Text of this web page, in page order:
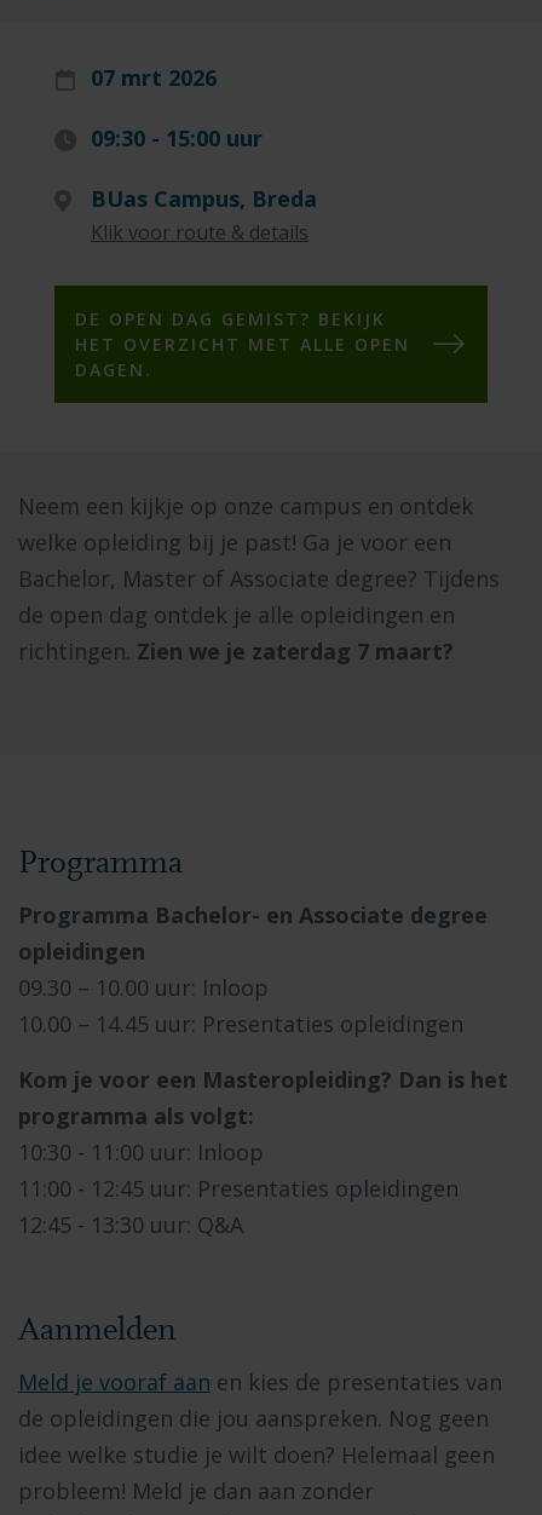
07 mrt 2026
09:30 - 15:00 uur
BUas Campus, Breda
Klik voor route & details
DE OPEN DAG GEMIST? BEKIJK
HET OVERZICHT MET ALLE OPEN
DAGEN.
Neem een kijkje op onze campus en ontdek
welke opleiding bij je past! Ga je voor een
Bachelor, Master of Associate degree? Tijdens
de open dag ontdek je alle opleidingen en
richtingen. Zien we je zaterdag 7 maart?
Programma
Programma Bachelor- en Associate degree
opleidingen
09.30 – 10.00 uur: Inloop
10.00 – 14.45 uur: Presentaties opleidingen
Kom je voor een Masteropleiding? Dan is het
programma als volgt:
10:30 - 11:00 uur: Inloop
11:00 - 12:45 uur: Presentaties opleidingen
12:45 - 13:30 uur: Q&A
Aanmelden
Meld je vooraf aan en kies de presentaties van
de opleidingen die jou aanspreken. Nog geen
idee welke studie je wilt doen? Helemaal geen
probleem! Meld je dan aan zonder